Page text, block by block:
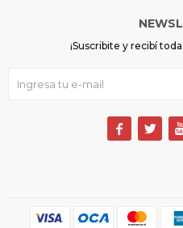
¡Suscribite y recibí
 